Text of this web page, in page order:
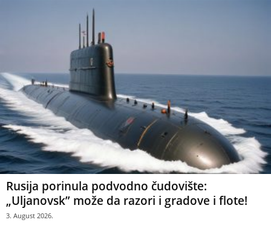
Rusija porinula podvodno čudovište:
„Uljanovsk” može da razori i gradove i flote!
3. August 2026.